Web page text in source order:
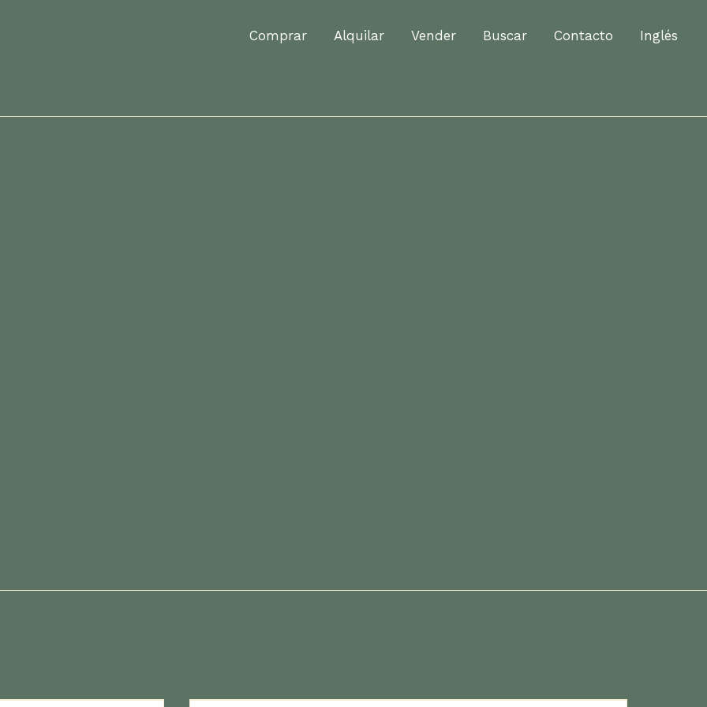
Comprar Alquilar Vender Buscar Contacto Inglés
Comprar Alquilar Vender Buscar Contacto Inglés